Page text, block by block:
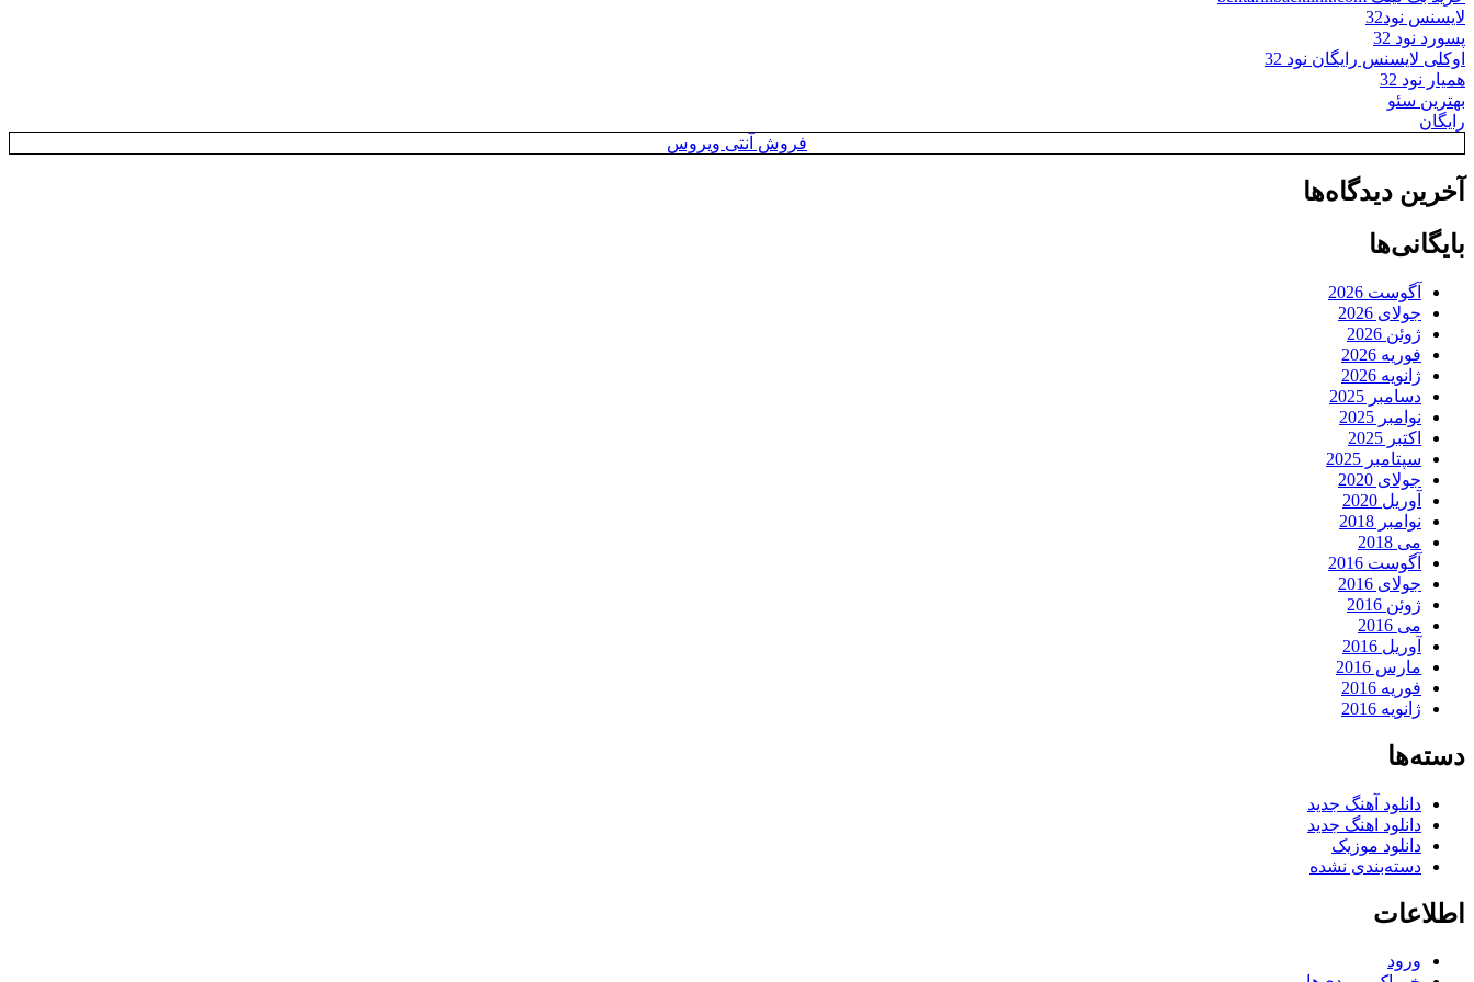
لایسنس نود32
پسورد نود 32
اوکلی لایسنس رایگان نود 32
همیار نود 32
بهترین سئو
رایگان
فروش آنتی ویروس
آخرین دیدگاه‌ها
بایگانی‌ها
آگوست 2026
جولای 2026
ژوئن 2026
فوریه 2026
ژانویه 2026
دسامبر 2025
نوامبر 2025
اکتبر 2025
سپتامبر 2025
جولای 2020
آوریل 2020
نوامبر 2018
می 2018
آگوست 2016
جولای 2016
ژوئن 2016
می 2016
آوریل 2016
مارس 2016
فوریه 2016
ژانویه 2016
دسته‌ها
دانلود آهنگ جدید
دانلود اهنگ جدید
دانلود موزیک
دسته‌بندی نشده
اطلاعات
ورود